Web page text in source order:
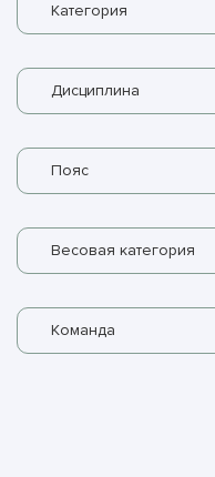
Категория
Дисциплина
Пояс
Весовая категория
Команда